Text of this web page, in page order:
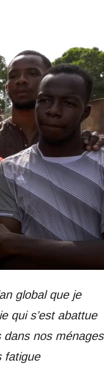
global que je
qui s’est abattue
nos ménages
fatigue